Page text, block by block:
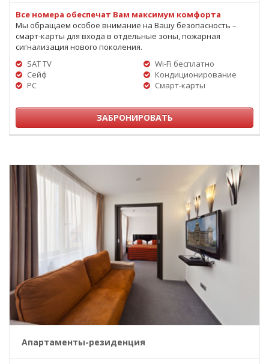
Все номера обеспечат Вам максимум комфорта
Мы обращаем особое внимание на Вашу безопасность –
смарт-карты для входа в отдельные зоны, пожарная
сигнализация нового поколения.
SAT TV
Сейф
PC
Wi-Fi бесплатно
Кондиционирование
Смарт-карты
ЗАБРОНИРОВАТЬ
Апартаменты-резиденция